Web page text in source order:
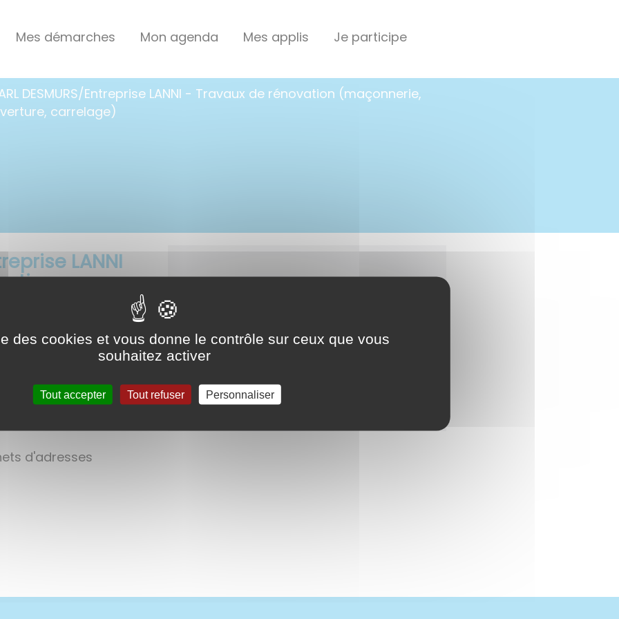
Mes démarches Mon agenda Mes applis Je participe
DESMURS/Entreprise LANNI - Travaux de rénovation (maçonnerie,
carrelage)
LANNI
d'adresses
des cookies et vous donne le contrôle sur ceux que vous
souhaitez activer
Tout accepter Tout refuser Personnaliser